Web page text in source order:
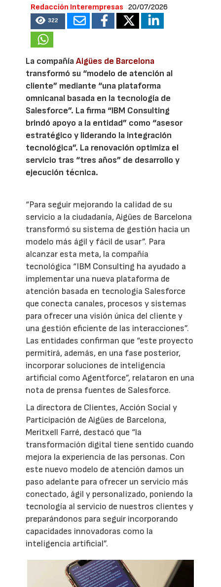
Redacción Interempresas 20/07/2026
322
La compañíaAigües de Barcelona
transformó su “modelo de atención al
cliente” mediante “una plataforma
omnicanal basada en la tecnología de
Salesforce”. La firma “IBM Consulting
brindó apoyo a la entidad” como “asesor
estratégico y liderando la integración
tecnológica”. La renovación optimiza el
servicio tras “tres años” de desarrollo y
ejecución técnica.
“Para seguir mejorando la calidad de su
servicio a la ciudadanía, Aigües de Barcelona
transformó su sistema de gestión hacia un
modelo más ágil y fácil de usar”. Para
alcanzar esta meta, la compañía
tecnológica “IBM Consulting ha ayudado a
implementar una nueva plataforma de
atención basada en tecnología Salesforce
que conecta canales, procesos y sistemas
para ofrecer una visión única del cliente y
una gestión eficiente de las interacciones”.
Las entidades confirman que “este proyecto
permitirá, además, en una fase posterior,
incorporar soluciones de inteligencia
artificial como Agentforce”, relataron en una
nota de prensa fuentes de Salesforce.
La directora de Clientes, Acción Social y
Participación de Aigües de Barcelona,
Meritxell Farré, destacó que “la
transformación digital tiene sentido cuando
mejora la experiencia de las personas. Con
este nuevo modelo de atención damos un
paso adelante para ofrecer un servicio más
conectado, ágil y personalizado, poniendo la
tecnología al servicio de nuestros clientes y
preparándonos para seguir incorporando
capacidades innovadoras como la
inteligencia artificial”.